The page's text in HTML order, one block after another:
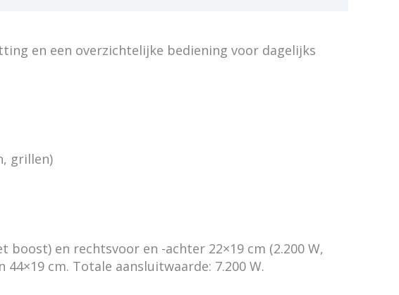
en een overzichtelijke bediening voor dagelijks
grillen)
boost) en rechtsvoor en -achter 22×19 cm (2.200 W,
cm. Totale aansluitwaarde: 7.200 W.